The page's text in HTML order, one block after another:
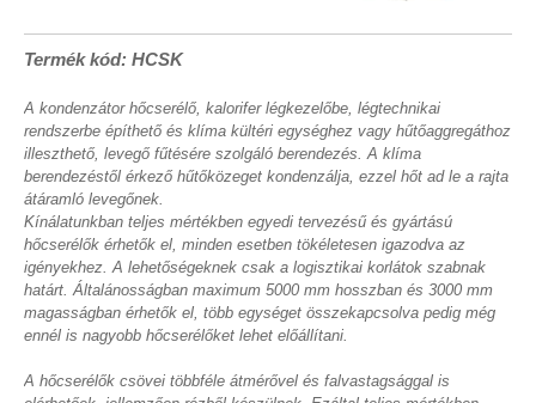
Termék kód: HCSK
A kondenzátor hőcserélő, kalorifer légkezelőbe, légtechnikai
rendszerbe építhető és klíma kültéri egységhez vagy hűtőaggregáthoz
illeszthető, levegő fűtésére szolgáló berendezés. A klíma
berendezéstől érkező hűtőközeget kondenzálja, ezzel hőt ad le a rajta
átáramló levegőnek.
Kínálatunkban teljes mértékben egyedi tervezésű és gyártású
hőcserélők érhetők el, minden esetben tökéletesen igazodva az
igényekhez. A lehetőségeknek csak a logisztikai korlátok szabnak
határt. Általánosságban maximum 5000 mm hosszban és 3000 mm
magasságban érhetők el, több egységet összekapcsolva pedig még
ennél is nagyobb hőcserélőket lehet előállítani.
A hőcserélők csövei többféle átmérővel és falvastagsággal is